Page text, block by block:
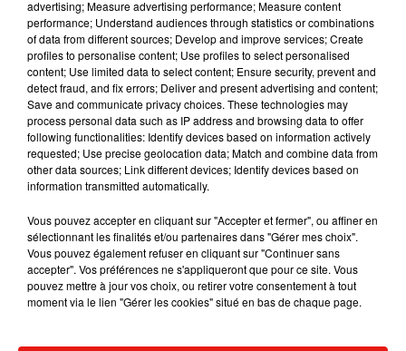
moins coûteuses existent néanmoins, avec des bus ou taxis
qui vous emmèneront au pied de la plus belle plage du
monde.
En termes de période, il est toujours préférable de visiter une
plage lorsque le soleil et le beau temps sont rendez-vous,
comme sur les mois d’été. Une saison qui, au Portugal,
s’étend du mois de juin où les premières chaleurs font leur
apparition, jusqu’en septembre où vous pourrez toujours
Autrement, pour plus d’intimité et un montant moindre
concernant le prix des logements, les options de départ
durant la période de printemps (avril-mai) ou d’automne
(octobre-novembre) s’offrent à vous.
advertising; Measure advertising performance; Measure content
performance; Understand audiences through statistics or combinations
of data from different sources; Develop and improve services; Create
profiles to personalise content; Use profiles to select personalised
content; Use limited data to select content; Ensure security, prevent and
detect fraud, and fix errors; Deliver and present advertising and content;
Save and communicate privacy choices. These technologies may
process personal data such as IP address and browsing data to offer
following functionalities: Identify devices based on information actively
requested; Use precise geolocation data; Match and combine data from
other data sources; Link different devices; Identify devices based on
information transmitted automatically.
Vous pouvez accepter en cliquant sur "Accepter et fermer", ou affiner en
sélectionnant les finalités et/ou partenaires dans "Gérer mes choix".
Vous pouvez également refuser en cliquant sur "Continuer sans
accepter". Vos préférences ne s'appliqueront que pour ce site. Vous
pouvez mettre à jour vos choix, ou retirer votre consentement à tout
moment via le lien "Gérer les cookies" situé en bas de chaque page.